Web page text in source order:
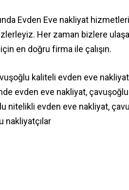
Evden Eve nakliyat
Her zaman bizlere
en doğru firma ile çalışın.
kaliteli evden eve
evden eve nakliyat,
nitelikli evden eve nakliyat,
nakliyatçılar